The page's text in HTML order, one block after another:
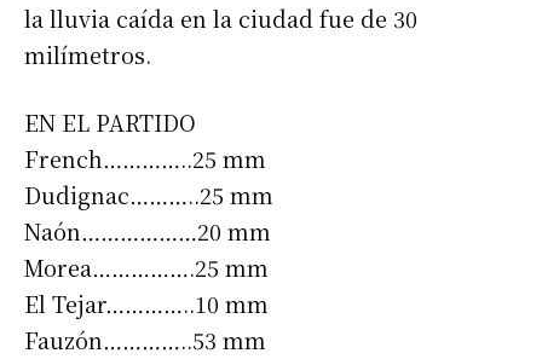
la lluvia caída en la ciudad fue de 30
milímetros.
EN EL PARTIDO
French…………..25 mm
Dudignac………..25 mm
Naón………………20 mm
Morea…………….25 mm
El Tejar…………..10 mm
Fauzón…………..53 mm